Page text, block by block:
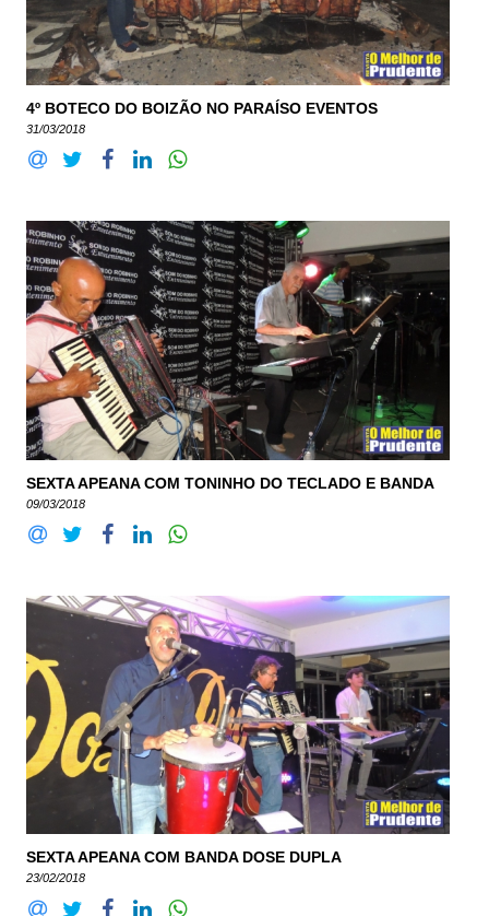
4º BOTECO DO BOIZÃO NO PARAÍSO EVENTOS
31/03/2018
SEXTA APEANA COM TONINHO DO TECLADO E BANDA
09/03/2018
SEXTA APEANA COM BANDA DOSE DUPLA
23/02/2018